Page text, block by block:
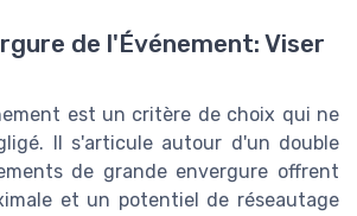
de l'Événement: Viser
est un critère de choix qui ne
Il s'articule autour d'un double
de grande envergure offrent
et un potentiel de réseautage